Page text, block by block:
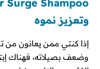
وتعزيز نموه
إذا كنتي ممن يعانون من
وضعف بصيلاته، فهناك